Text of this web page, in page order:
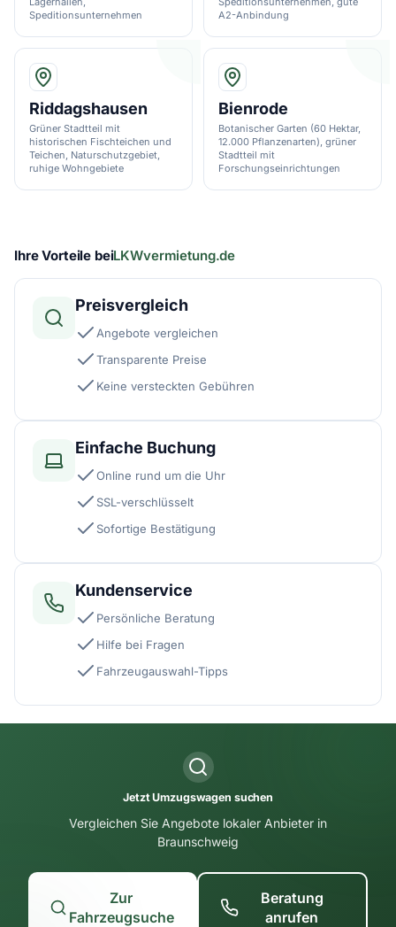
Speditionsunternehmen
A2-Anbindung
Riddagshausen
Grüner Stadtteil mit
historischen Fischteichen und
Teichen, Naturschutzgebiet,
ruhige Wohngebiete
Bienrode
Botanischer Garten (60 Hektar,
12.000 Pflanzenarten), grüner
Stadtteil mit
Forschungseinrichtungen
Ihre Vorteile beiLKWvermietung.de
Preisvergleich
Angebote vergleichen
Transparente Preise
Keine versteckten Gebühren
Einfache Buchung
Online rund um die Uhr
SSL-verschlüsselt
Sofortige Bestätigung
Kundenservice
Persönliche Beratung
Hilfe bei Fragen
Fahrzeugauswahl-Tipps
Jetzt Umzugswagen suchen
Vergleichen Sie Angebote lokaler Anbieter in
Braunschweig
Zur
Fahrzeugsuche
Beratung
anrufen